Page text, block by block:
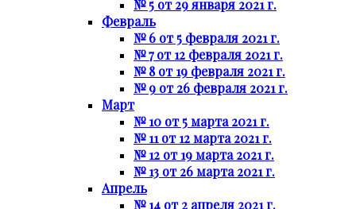
№ 5 от 29 января 2021 г.
Февраль
№ 6 от 5 февраля 2021 г.
№ 7 от 12 февраля 2021 г.
№ 8 от 19 февраля 2021 г.
№ 9 от 26 февраля 2021 г.
Март
№ 10 от 5 марта 2021 г.
№ 11 от 12 марта 2021 г.
№ 12 от 19 марта 2021 г.
№ 13 от 26 марта 2021 г.
Апрель
№ 14 от 2 апреля 2021 г.